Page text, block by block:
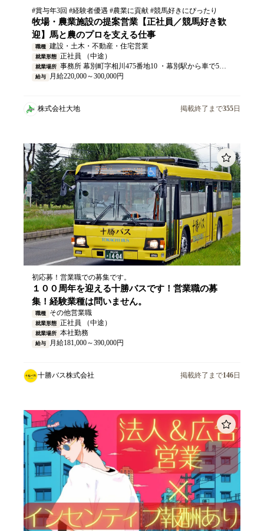
#賞与年3回 #経験者優遇 #農業に貢献 #競馬好きにぴったり
牧場・農業施設の提案営業【正社員／競馬好き歓
迎】馬と農のプロを支える仕事
職種 建設・土木・不動産・住宅営業
就業形態 正社員 （中途）
就業場所
給与 月給220,000～300,000円
株式会社大地 掲載終了まで355日
初応募！営業職での募集です。
１００周年を迎える十勝バスです！営業職の募
集！経験業種は問いません。
職種 その他営業職
就業形態 正社員 （中途）
就業場所 本社勤務
給与 月給181,000～390,000円
十勝バス株式会社 掲載終了まで146日